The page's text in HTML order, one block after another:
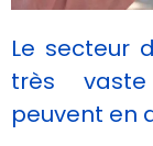
Le secteur
très
peuvent en